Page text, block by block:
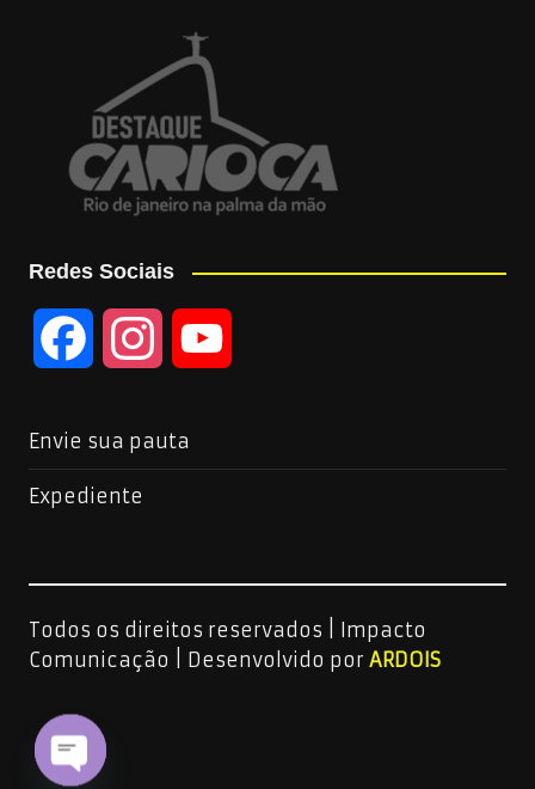
Redes Sociais
b
o
a
g
u
b
Envie sua pauta
Expediente
Todos os direitos reservados | Impacto
Comunicação |
Desenvolvido por ARDOIS